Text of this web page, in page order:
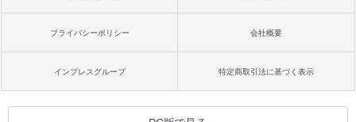
プライバシーポリシー 会社概要
インプレスグループ 特定商取引法に基づく表示